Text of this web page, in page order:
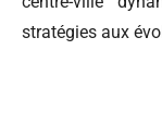
stratégies aux